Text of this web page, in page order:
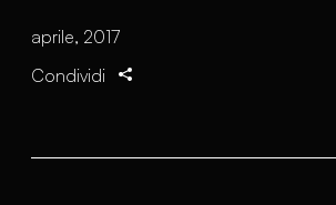
aprile, 2017
Condividi